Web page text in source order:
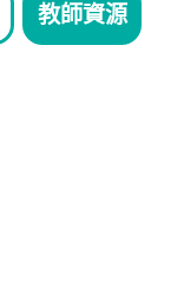
教師資源